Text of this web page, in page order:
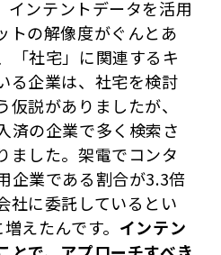
インテントデータを活用
トの解像度がぐんとあ
「社宅」に関連するキ
る企業は、社宅を検討
仮説がありましたが、
済の企業で多く検索さ
ました。架電でコンタ
企業である割合が3.3倍
社に委託しているとい
えたんです。 インテン